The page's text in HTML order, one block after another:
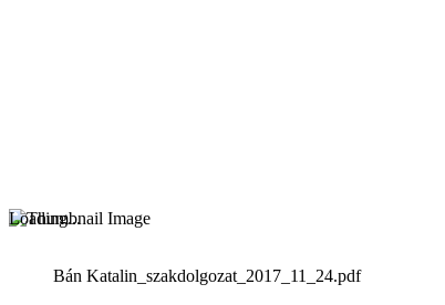
Loading...
Bán Katalin_szakdolgozat_2017_11_24.pdf